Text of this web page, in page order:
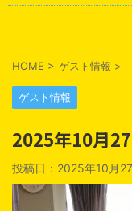
HOME > ゲスト情報 >
ゲスト情報
2025年10月
投稿日：2025年10月